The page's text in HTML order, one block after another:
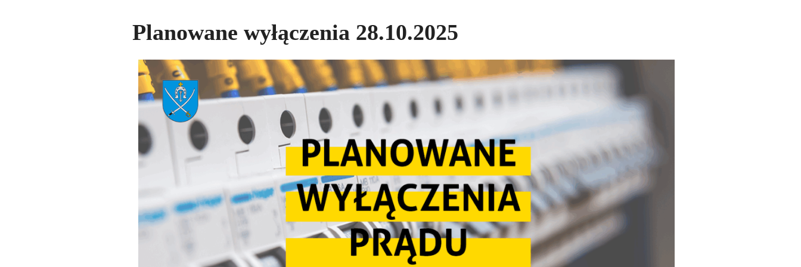
Planowane wyłączenia 28.10.2025